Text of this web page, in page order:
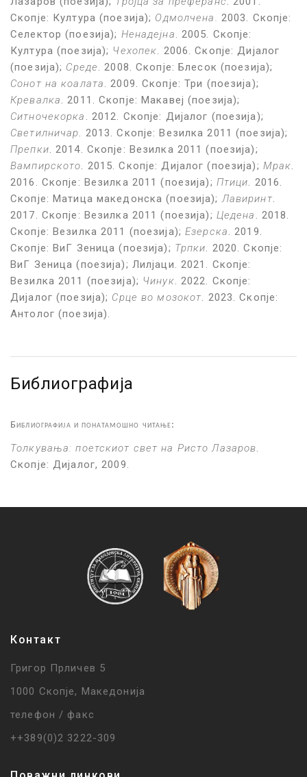
Скопје: Култура (поезија); Одмолчена. 2003. Скопје:
Селектор (поезија); Ненадејна. 2005. Скопје:
Култура (поезија); Чехопек. 2006.Скопје:Дијалог
(поезија); Среде. 2008. Скопје: Блесок (поезија);
Сонот на коалата. 2009. Скопје: Три (поезија);
Кревалка. 2011. Скопје: Макавеј (поезија);
Ситночекорка . 2012. Скопје: Дијалог (поезија);
Светилничар. 2013. Скопје: Везилка 2011 (поезија);
Препки. 2014. Скопје: Везилка 2011 (поезија);
Вампирското. 2015. Скопје: Дијалог (поезија); Мрак.
2016. Скопје: Везилка 2011 (поезија); Птици. 2016.
Скопје: Матица македонска (поезија);Лавиринт.
2017. Скопје: Везилка 2011 (поезија); Цедена . 2018.
Скопје: Везилка 2011 (поезија); Езерска. 2019.
Скопје: ВиГ Зеница (поезија); Трпки. 2020. Скопје:
ВиГ Зеница (поезија); Лилјаци. 2021. Скопје:
Везилка 2011 (поезија); Чинук. 2022. Скопје:
Дијалог (поезија); Срце во мозокот. 2023. Скопје:
Антолог (поезија).
Библиографија
Библиографија и понатамошно читање:
Толкувања:поетскиот свет на Ристо Лазаров.
Скопје: Дијалог, 2009.
Контакт
Григор Прличев 5
1000 Скопје, Македонија
телефон / факс
++389(0)2 3222-309